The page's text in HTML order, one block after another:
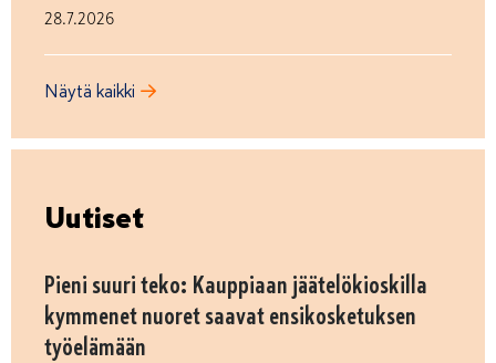
28.7.2026
Näytä kaikki
Uutiset
Pieni suuri teko: Kauppiaan jäätelökioskilla
kymmenet nuoret saavat ensikosketuksen
työelämään